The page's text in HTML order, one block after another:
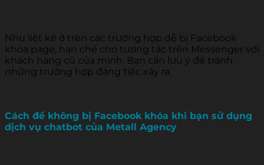
Như liệt kê ở trên các trường hợp dễ bị Facebook
khóa page, hạn chế cho tương tác trên Messenger với
khách hàng cũ của mình. Bạn cần lưu ý để tránh
những trường hợp đáng tiếc xảy ra.
Cách để không bị Facebook khóa khi bạn sử dụng
dịch vụ chatbot của Metall Agency